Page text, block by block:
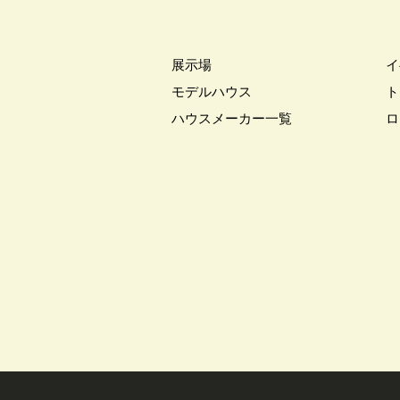
展示場
モデルハウス
ハウスメーカー一覧